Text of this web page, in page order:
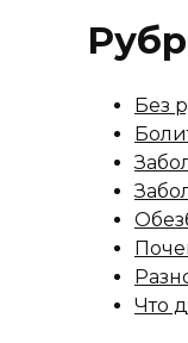
Без
Что